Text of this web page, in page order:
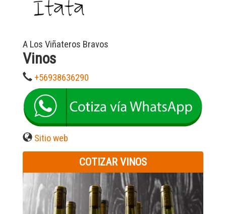
A Los Viñateros Bravos
Vinos
+56938636290
Sitio web
COTIZAR VINOS
Previous
Next